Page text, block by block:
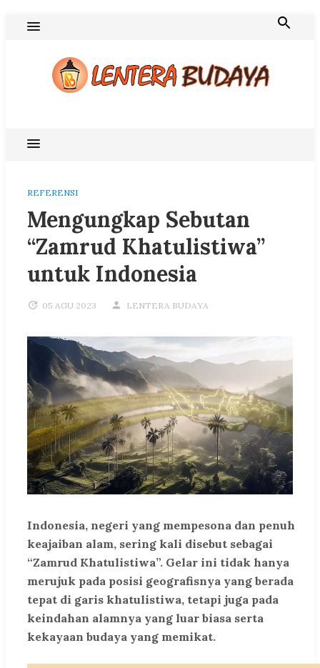
REFERENSI
Mengungkap Sebutan
“Zamrud Khatulistiwa”
untuk Indonesia
05 AGU 2023 LENTERA BUDAYA
Indonesia, negeri yang mempesona dan penuh
keajaiban alam, sering kali disebut sebagai
“Zamrud Khatulistiwa”. Gelar ini tidak hanya
merujuk pada posisi geografisnya yang berada
tepat di garis khatulistiwa, tetapi juga pada
keindahan alamnya yang luar biasa serta
kekayaan budaya yang memikat.